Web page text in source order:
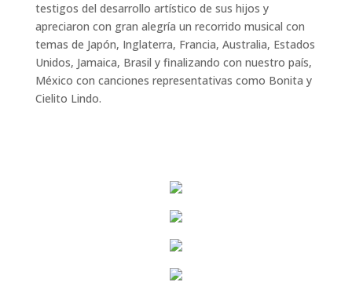
testigos del desarrollo artístico de sus hijos y
apreciaron con gran alegría un recorrido musical con
temas de Japón, Inglaterra, Francia, Australia, Estados
Unidos, Jamaica, Brasil y finalizando con nuestro país,
México con canciones representativas como Bonita y
Cielito Lindo.